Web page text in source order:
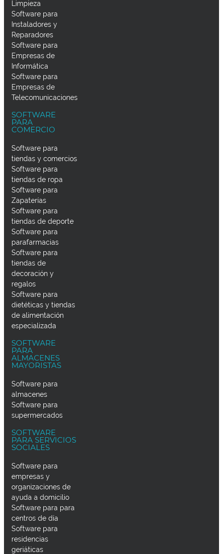
Limpieza
Software para
Instaladores y
Reparadores
Software para
Empresas de
Informática
Software para
Empresas de
Telecomunicaciones
SOFTWARE
PARA
COMERCIO
Software para
tiendas y comercios
Software para
tiendas de ropa
Software para
Zapaterías
Software para
tiendas de deporte
Software para
parafarmacias
Software para
tiendas de
decoración y
regalos
Software para
dietéticas y tiendas
de alimentación
especializada
SOFTWARE
PARA
ALMACENES
MAYORISTAS
Software para
almacenes
Software para
supermercados
SOFTWARE
PARA SERVICIOS
SOCIALES
Software para
empresas y
organizaciones de
ayuda a domicilio
Software para para
centros de día
Software para
residencias
geriáticas